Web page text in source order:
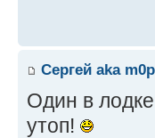
Сергей aka
Один в
утоп!